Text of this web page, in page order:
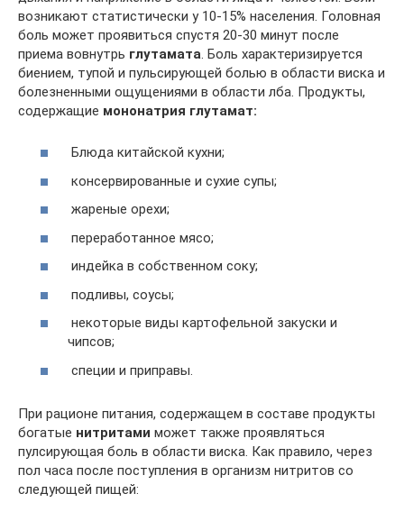
возникают статистически у 10-15% населения. Головная
боль может проявиться спустя 20-30 минут после
приема вовнутрь глутамата . Боль характеризируется
биением, тупой и пульсирующей болью в области виска и
болезненными ощущениями в области лба. Продукты,
содержащие мононатрия глутамат:
Блюда китайской кухни;
консервированные и сухие супы;
жареные орехи;
переработанное мясо;
индейка в собственном соку;
подливы, соусы;
некоторые виды картофельной закуски и
чипсов;
специи и приправы.
При рационе питания, содержащем в составе продукты
богатые нитритами может также проявляться
пулсирующая боль в области виска. Как правило, через
пол часа после поступления в организм нитритов со
следующей пищей: